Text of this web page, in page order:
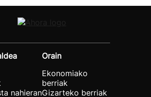
nahieran
Orain
Ekonomiako
berriak
Gizarteko berriak